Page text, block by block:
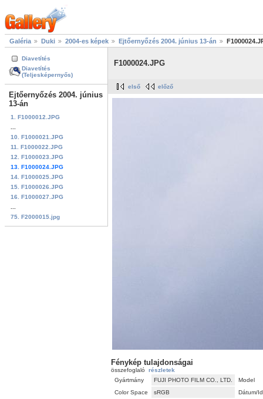
Galéria Duki 2004-es képek Ejtőernyőzés 2004. június 13-án
Diavetítés
Diavetítés
(Teljesképernyős)
Ejtőernyőzés 2004. június
13-án
1. F1000012.JPG
10. F1000021.JPG
11. F1000022.JPG
12. F1000023.JPG
13. F1000024.JPG
14. F1000025.JPG
15. F1000026.JPG
16. F1000027.JPG
75. F2000015.jpg
F1000024.JPG
első előző
Fénykép tulajdonságai
összefoglaló részletek
Gyártmány
FUJI PHOTO FILM CO., LTD.
Model
Color Space
sRGB Dátum/